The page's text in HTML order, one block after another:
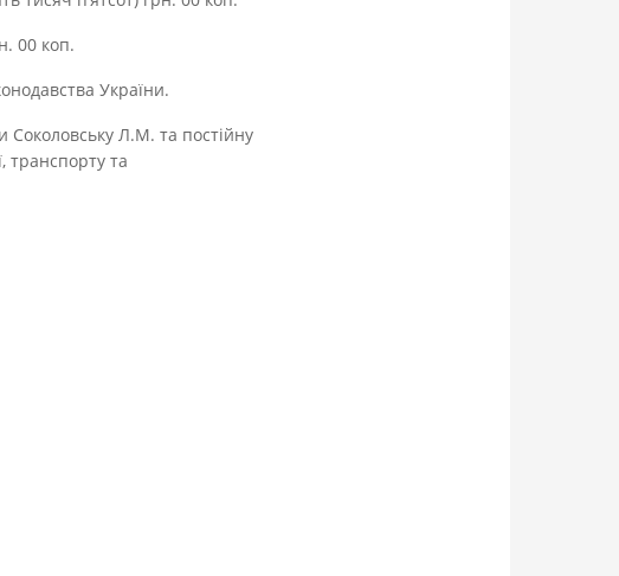
00 коп.
України.
Соколовську Л.М. та постійну
транспорту та